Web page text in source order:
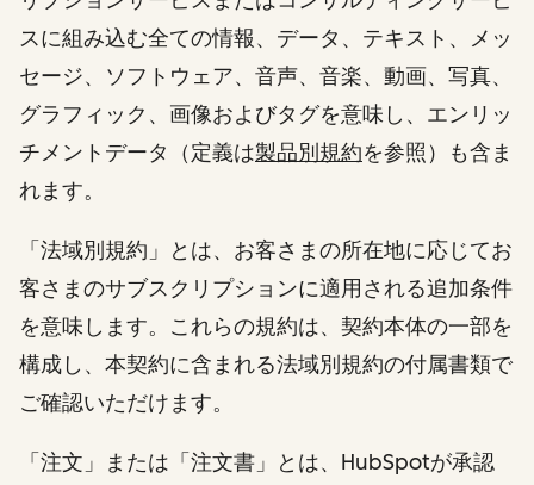
スに組み込む全ての情報、データ、テキスト、メッ
セージ、ソフトウェア、音声、音楽、動画、写真、
グラフィック、画像およびタグを意味し、エンリッ
チメントデータ（定義は製品別規約を参照）も含ま
れます。
「法域別規約」とは、お客さまの所在地に応じてお
客さまのサブスクリプションに適用される追加条件
を意味します。これらの規約は、契約本体の一部を
構成し、本契約に含まれる法域別規約の付属書類で
ご確認いただけます。
「注文」または「注文書」とは、HubSpotが承認